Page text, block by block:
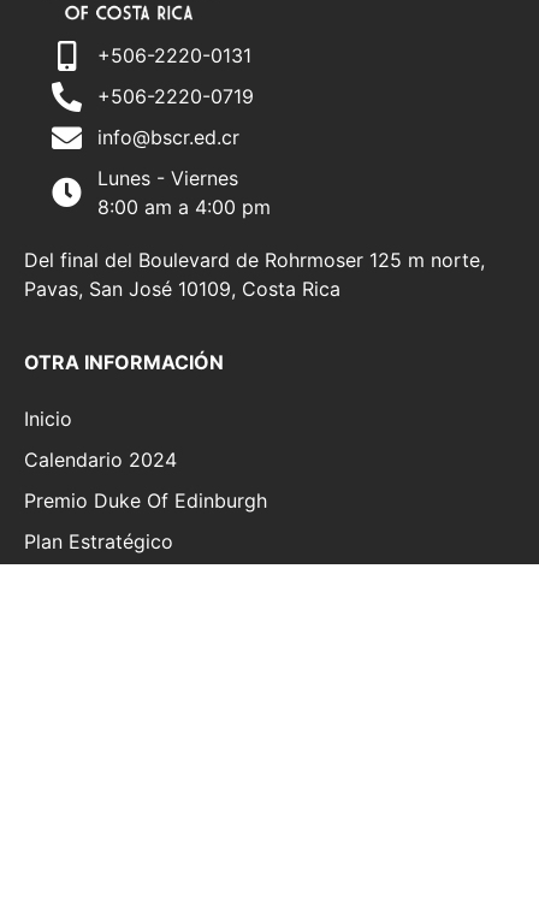
+506-2220-0131
+506-2220-0719
info@bscr.ed.cr
Lunes - Viernes
8:00 am a 4:00 pm
Del final del Boulevard de Rohrmoser 125 m norte,
Pavas, San José 10109, Costa Rica
OTRA INFORMACIÓN
Inicio
Calendario 2024
Premio Duke Of Edinburgh
Plan Estratégico